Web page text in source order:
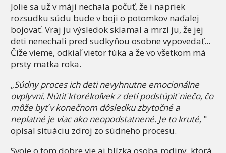
Jolie sa už v máji nechala počuť, že i napriek
rozsudku súdu bude v boji o potomkov naďalej
bojovať. Vraj ju výsledok sklamal a mrzí ju, že jej
deti nenechali pred sudkyňou osobne vypovedať...
Čiže vieme, odkiaľ vietor fúka a že vo všetkom má
prsty matka roka.
„Súdny proces ich deti nevyhnutne emocionálne
ovplyvní. Nútiť ktorékoľvek z detí podstúpiť niečo, čo
môže byť v konečnom dôsledku zbytočné a
neplatné je viac ako neopodstatnené. Je to kruté, "
opísal situáciu zdroj zo súdneho procesu.